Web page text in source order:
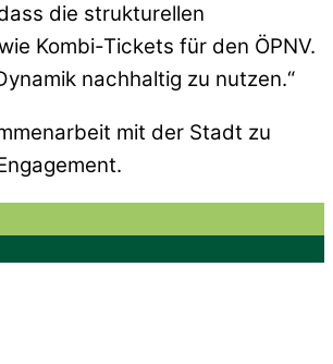
die strukturellen
Kombi-Tickets für den ÖPNV.
nachhaltig zu nutzen.“
mit der Stadt zu